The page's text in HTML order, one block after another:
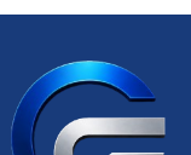
Empresa de
de Câmeras de
e Portaria
de Condomínios